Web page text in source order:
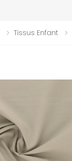
Tissus Enfant